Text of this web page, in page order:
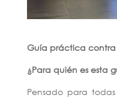
Guía práctica contra
¿Para quién es esta
Pensado para